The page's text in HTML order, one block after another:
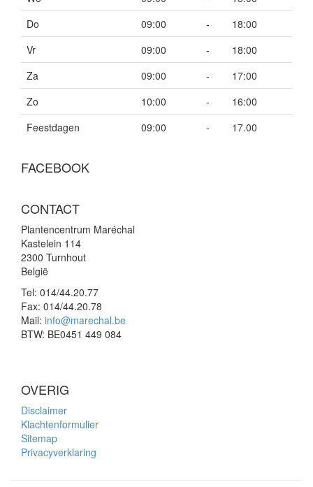
Do
09:00 -
18:00
Vr
09:00 -
18:00
Za
09:00 -
17:00
Zo
10:00 -
16:00
Feestdagen
09:00 - 17.00
FACEBOOK
CONTACT
Plantencentrum Maréchal
Kastelein 114
2300 Turnhout
België
Tel: 014/44.20.77
Fax: 014/44.20.78
Mail: info@marechal.be
BTW: BE0451 449 084
OVERIG
Disclaimer
Klachtenformulier
Sitemap
Privacyverklaring